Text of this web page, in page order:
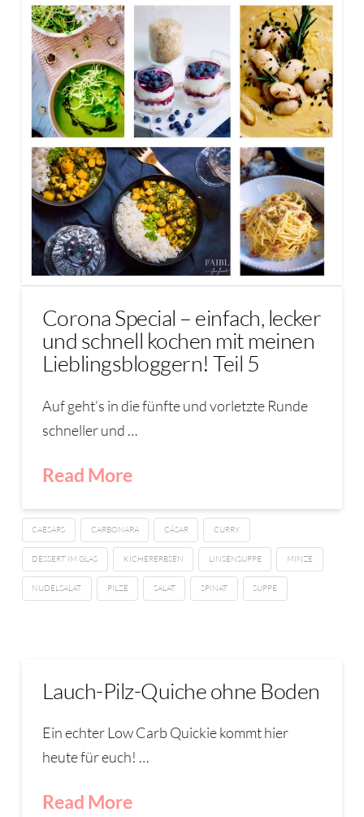
Corona Special – einfach, lecker
und schnell kochen mit meinen
Lieblingsbloggern! Teil 5
Auf geht’s in die fünfte und vorletzte Runde
schneller und …
Read More
CAESARS CARBONARA CÄSAR CURRY
DESSERT IM GLAS KICHERERBSEN LINSENSUPPE MINZE
NUDELSALAT PILZE SALAT SPINAT SUPPE
Lauch-Pilz-Quiche ohne Boden
Ein echter Low Carb Quickie kommt hier
heute für euch! …
Read More